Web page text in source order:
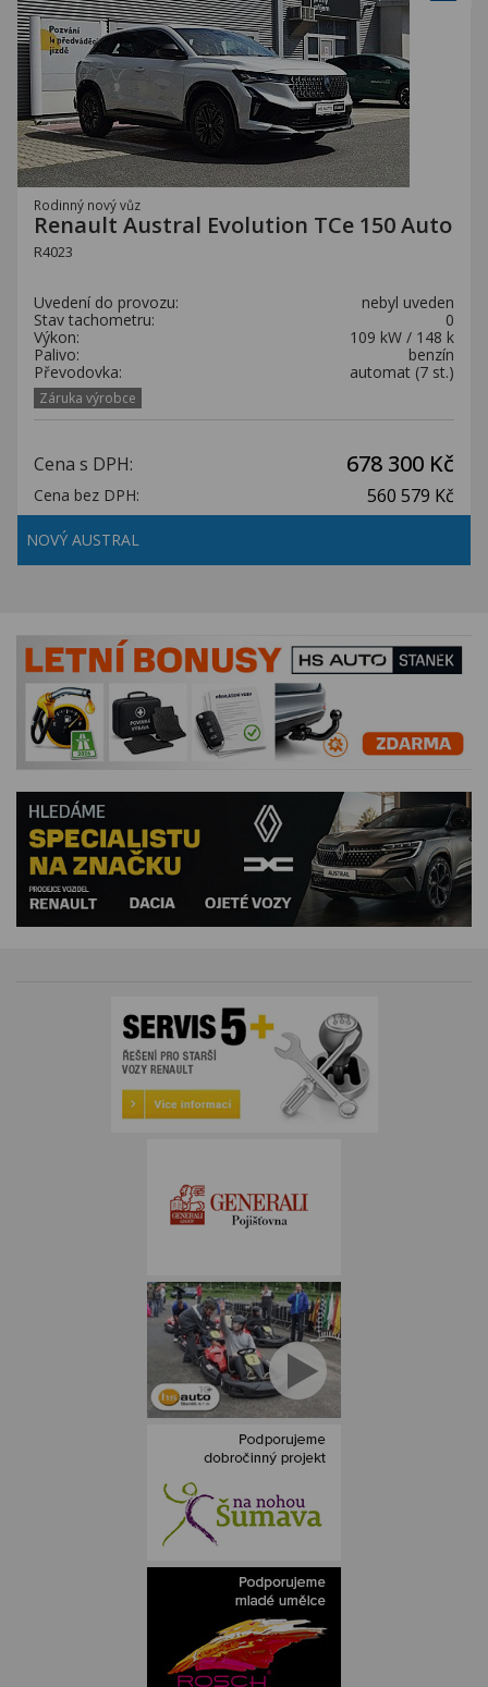
Rodinný nový vůz
Renault Austral Evolution TCe 150 Auto
R4023
Uvedení do provozu:
nebyl uveden
Stav tachometru:
0
Výkon:
109 kW / 148 k
Palivo:
benzín
Převodovka:
automat (7 st.)
Záruka výrobce
Cena s DPH: 678 300 Kč
Cena bez DPH: 560 579 Kč
NOVÝ AUSTRAL